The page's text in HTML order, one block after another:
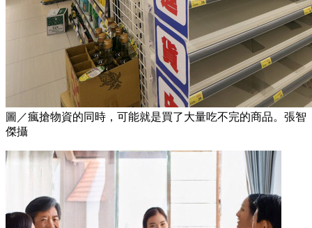
圖／瘋搶物資的同時，可能就是買了大量吃不完的商品。張智
傑攝